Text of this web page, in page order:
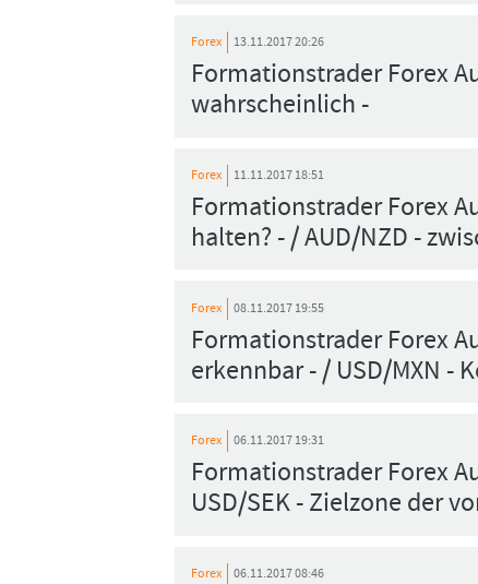
Forex 13.11.2017 20:26
Formationstrader Forex
wahrscheinlich -
Forex 11.11.2017 18:51
Formationstrader Forex
halten? - / AUD/NZD -
Forex 08.11.2017 19:55
Formationstrader Forex
erkennbar - / USD/MXN -
Forex 06.11.2017 19:31
Formationstrader Forex
USD/SEK - Zielzone der
Forex 06.11.2017 08:46